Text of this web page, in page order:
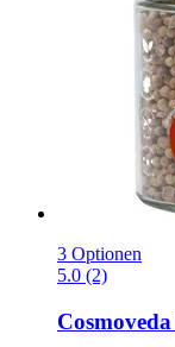
3 Optionen
5.0 (2)
Cosmoveda